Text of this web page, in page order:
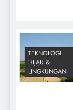
TEKNOLOGI
HIJAU &
LINGKUNGAN